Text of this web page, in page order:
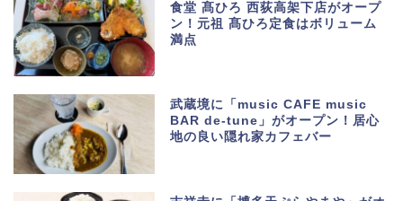
食堂 髙ひろ 西荻高架下店がオープ
ン！元祖 髙ひろ定食はボリューム
満点
武蔵境に「music CAFE music
BAR de-tune」がオープン！居心
地の良い隠れ家カフェバー